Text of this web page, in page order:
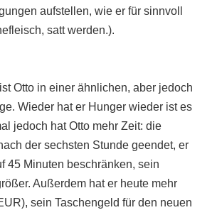
aufstellen, wie er für sinnvoll
satt werden.).
Otto in einer ähnlichen, aber jedoch
Wieder hat er Hunger wieder ist es
jedoch hat Otto mehr Zeit: die
der sechsten Stunde geendet, er
45 Minuten beschränken, sein
Außerdem hat er heute mehr
sein Taschengeld für den neuen